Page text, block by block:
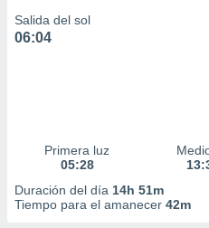
Salida del sol
06:04
Primera luz
05:28
Duración del día 14h 51m
Tiempo para el amanecer 42m